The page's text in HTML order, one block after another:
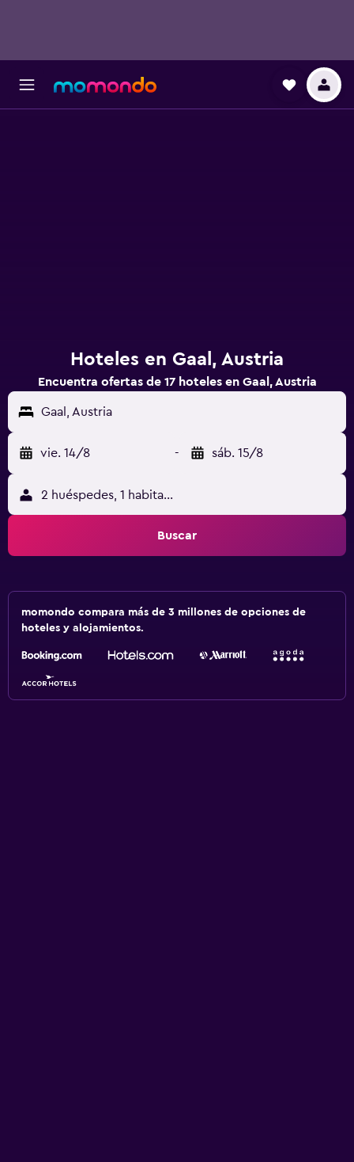
Hoteles en Gaal, Austria
Encuentra ofertas de 17 hoteles en Gaal, Austria
Gaal, Austria
vie. 14/8 - sáb. 15/8
2 huéspedes, 1 habitación
Buscar
momondo compara más de 3 millones de opciones de
hoteles y alojamientos.